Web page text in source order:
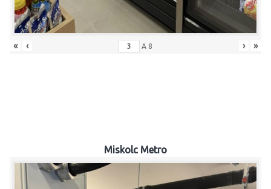
« ‹ A 8 › »
Miskolc Metro